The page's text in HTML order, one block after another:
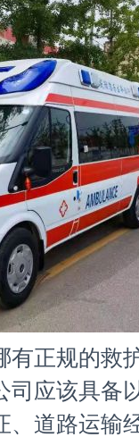
有正规的救
司应该具备
、道路运输